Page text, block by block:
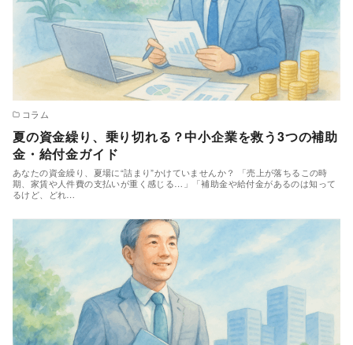
コラム
夏の資金繰り、乗り切れる？中小企業を救う3つの補助
金・給付金ガイド
あなたの資金繰り、夏場に“詰まり”かけていませんか？ 「売上が落ちるこの時
期、家賃や人件費の支払いが重く感じる…」「補助金や給付金があるのは知って
るけど、どれ…